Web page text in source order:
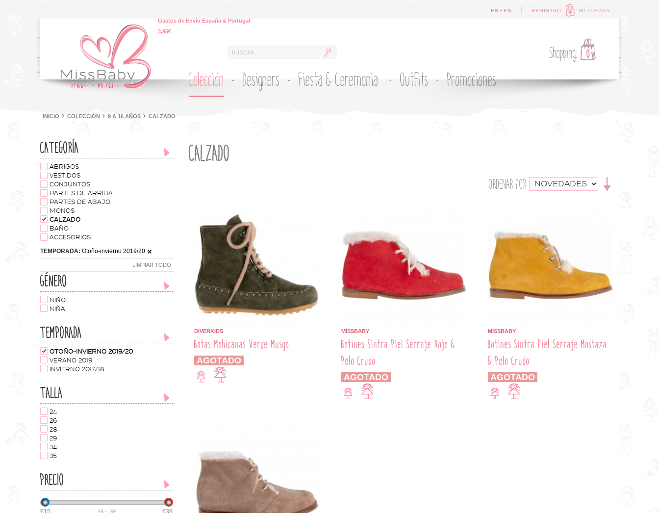
Gastos de Envío España & Portugal
3,95€
REGISTRO MI CUENTA
ES - EN
Shopping: 0
Colección Designers Fiesta & Ceremonia Outfits Promociones
INICIO COLECCIÓN 9 A 16 AÑOS CALZADO
CATEGORÍA
ABRIGOS
VESTIDOS
CONJUNTOS
PARTES DE ARRIBA
PARTES DE ABAJO
MONOS
CALZADO
BAÑO
ACCESORIOS
TEMPORADA: Otoño-invierno 2019/20
LIMPIAR TODO
GÉNERO
NIÑO
NIÑA
TEMPORADA
OTOÑO-INVIERNO 2019/20
VERANO 2019
INVIERNO 2017/18
TALLA
24
26
28
29
34
35
PRECIO
€15 €39
15- 39
CALZADO
ORDENAR POR
DIVERKIDS
Botas Mohicanas Verde Musgo
AGOTADO
MISSBABY
Botines Sintra Piel Serraje Rojo &
Pelo Crudo
AGOTADO
MISSBABY
Botines Sintra Piel Serraje Mostaza
& Pelo Crudo
AGOTADO